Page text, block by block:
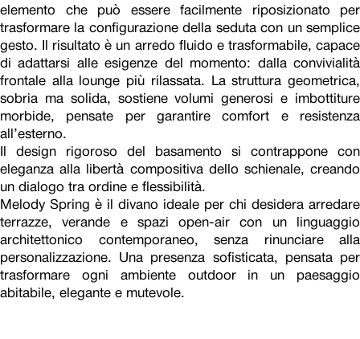
elemento che può essere facilmente riposizionato per
trasformare la configurazione della seduta con un semplice
gesto. Il risultato è un arredo fluido e trasformabile, capace
di adattarsi alle esigenze del momento: dalla convivialità
frontale alla lounge più rilassata. La struttura geometrica,
sobria ma solida, sostiene volumi generosi e imbottiture
morbide, pensate per garantire comfort e resistenza
all’esterno.
Il design rigoroso del basamento si contrappone con
eleganza alla libertà compositiva dello schienale, creando
un dialogo tra ordine e flessibilità.
Melody Spring è il divano ideale per chi desidera arredare
terrazze, verande e spazi open-air con un linguaggio
architettonico contemporaneo, senza rinunciare alla
personalizzazione. Una presenza sofisticata, pensata per
trasformare ogni ambiente outdoor in un paesaggio
abitabile, elegante e mutevole.